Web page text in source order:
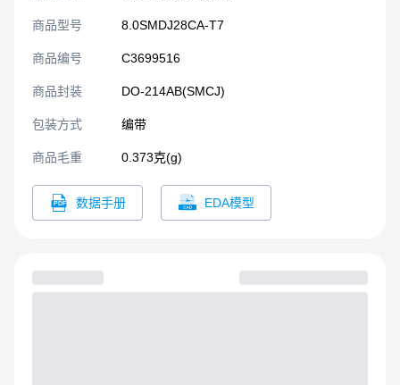
商品型号 8.0SMDJ28CA-T7
商品编号 C3699516
商品封装 DO-214AB(SMCJ)​
包装方式 编带
商品毛重 0.373克(g)
数据手册 EDA模型